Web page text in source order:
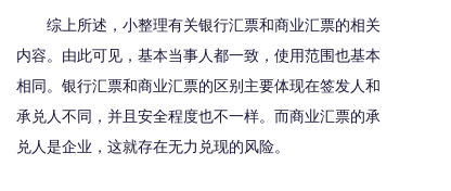
综上所述，小整理有关银行汇票和商业汇票的相关
内容。由此可见，基本当事人都一致，使用范围也基本
相同。银行汇票和商业汇票的区别主要体现在签发人和
承兑人不同，并且安全程度也不一样。而商业汇票的承
兑人是企业，这就存在无力兑现的风险。